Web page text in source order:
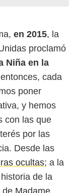
en 2015, la
proclamó
Niña en la
cada
poner
y hemos
con las que
por las
Desde las
ocultas; a la
de la
de Madame